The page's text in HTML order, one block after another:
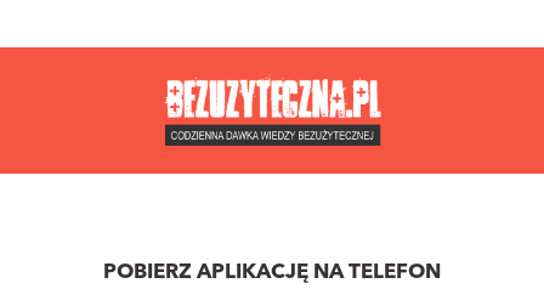
POBIERZ APLIKACJĘ NA TELEFON